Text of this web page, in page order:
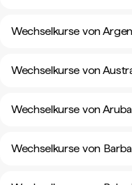
Wechselkurse von
Wechselkurse von
Wechselkurse von
Wechselkurse von